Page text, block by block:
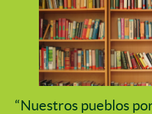
“Nuestros pueblos